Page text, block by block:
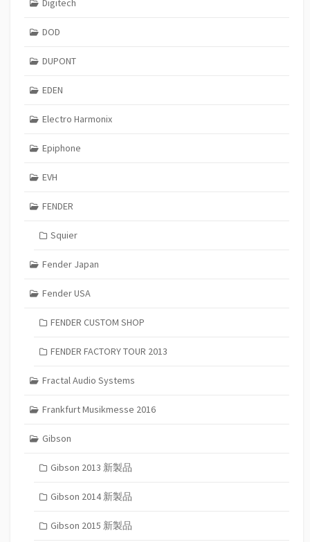
Digitech
DOD
DUPONT
EDEN
Electro Harmonix
Epiphone
EVH
FENDER
Squier
Fender Japan
Fender USA
FENDER CUSTOM SHOP
FENDER FACTORY TOUR 2013
Fractal Audio Systems
Frankfurt Musikmesse 2016
Gibson
Gibson 2013 新製品
Gibson 2014 新製品
Gibson 2015 新製品